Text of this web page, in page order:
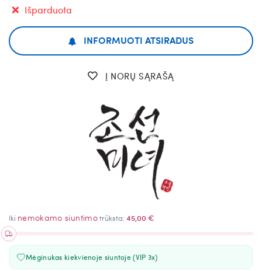
Išparduota
INFORMUOTI ATSIRADUS
Į NORŲ SĄRAŠĄ
Iki nemokamo siuntimotrūksta:45,00 €
Mėginukas kiekvienoje siuntoje (VIP 3x)